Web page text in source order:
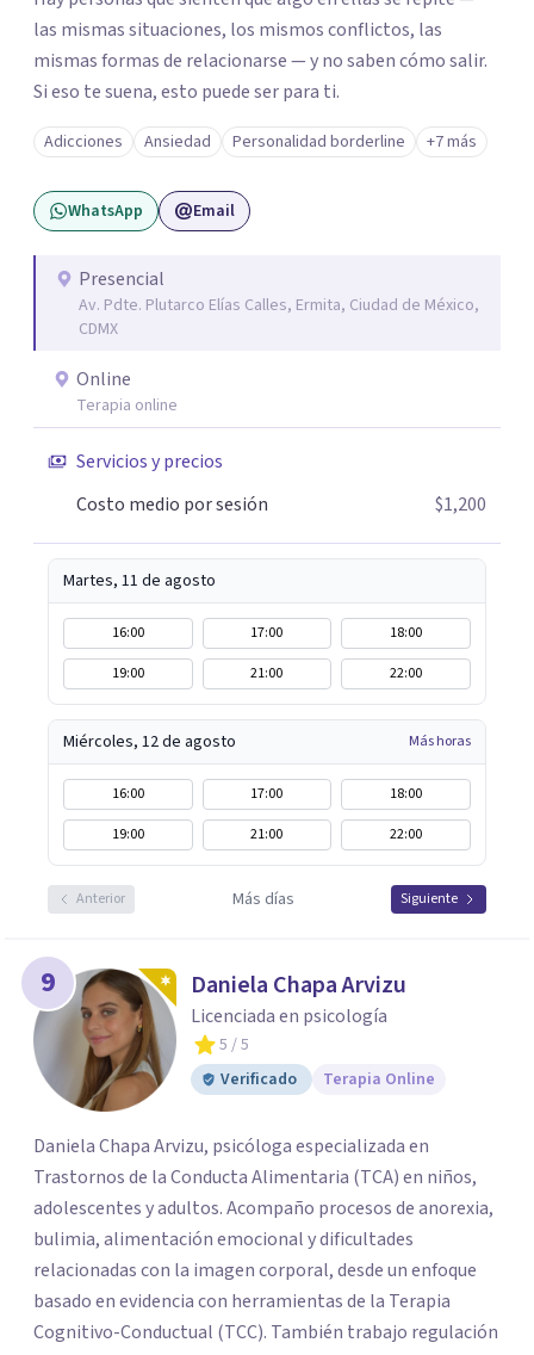
las mismas situaciones, los mismos conflictos, las
mismas formas de relacionarse — y no saben cómo salir.
Si eso te suena, esto puede ser para ti.
Adicciones Ansiedad Personalidad borderline +7 más
WhatsApp Email
Presencial
Av. Pdte. Plutarco Elías Calles, Ermita, Ciudad de México,
CDMX
Online
Terapia online
Servicios y precios
Costo medio por sesión
$1,200
Martes, 11 de agosto
16:00 17:00
18:00
19:00
21:00 22:00
Miércoles, 12 de agosto Más horas
16:00 17:00
18:00
19:00
21:00 22:00
Anterior Más días Siguiente
9 Daniela Chapa Arvizu
Licenciada en psicología
5 / 5
Verificado
Terapia Online
Daniela Chapa Arvizu, psicóloga especializada en
Trastornos de la Conducta Alimentaria (TCA) en niños,
adolescentes y adultos. Acompaño procesos de anorexia,
bulimia, alimentación emocional y dificultades
relacionadas con la imagen corporal, desde un enfoque
basado en evidencia con herramientas de la Terapia
Cognitivo-Conductual (TCC). También trabajo regulación